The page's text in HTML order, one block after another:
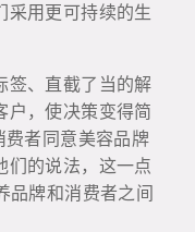
采用更可持续的生
签、直截了当的解
户，使决策变得简
费者同意美容品牌
们的说法，这一点
品牌和消费者之间